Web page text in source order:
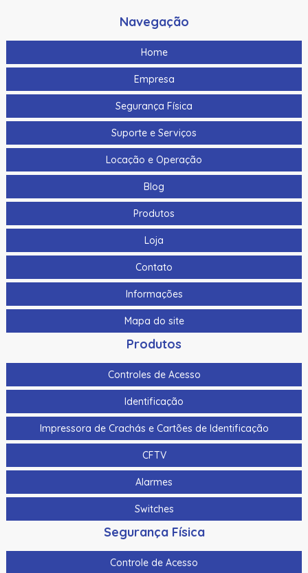
Navegação
Home
Empresa
Segurança Física
Suporte e Serviços
Locação e Operação
Blog
Produtos
Loja
Contato
Informações
Mapa do site
Produtos
Controles de Acesso
Identificação
Impressora de Crachás e Cartões de Identificação
CFTV
Alarmes
Switches
Segurança Física
Controle de Acesso